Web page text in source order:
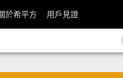
於希平方 用戶見證